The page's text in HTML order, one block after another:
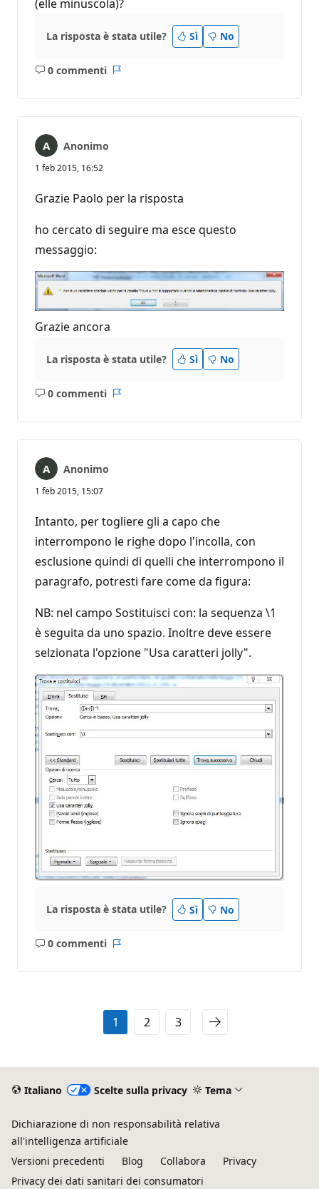
(elle minuscola)?
La risposta è stata utile? Sì No
0 commenti
Nessun
Anonimo
1 feb 2015, 16:52
Grazie Paolo per la risposta
ho cercato di seguire ma esce questo
messaggio:
Grazie ancora
La risposta è stata utile? Sì No
0 commenti
Nessun
Anonimo
1 feb 2015, 15:07
Intanto, per togliere gli a capo che
interrompono le righe dopo l'incolla, con
esclusione quindi di quelli che interrompono il
paragrafo, potresti fare come da figura:
NB: nel campo Sostituisci con: la sequenza \1
è seguita da uno spazio. Inoltre deve essere
selzionata l'opzione "Usa caratteri jolly".
La risposta è stata utile? Sì No
0 commenti
Nessun
Report
1 2 3
Italiano Scelte sulla privacy Tema
Dichiarazione di non responsabilità relativa
all'intelligenza artificiale
Versioni precedenti
Blog Collabora
Privacy
Privacy dei dati sanitari dei consumatori